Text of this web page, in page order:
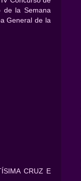
de la Semana
General de la
CRUZ E